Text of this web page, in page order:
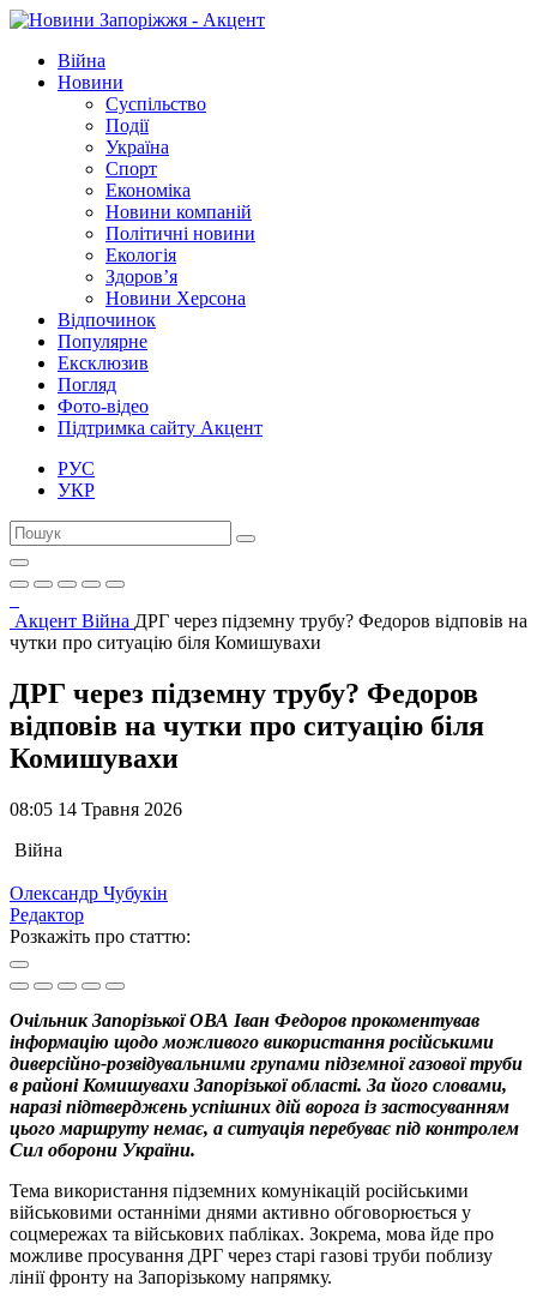
Війна
Новини
Суспільство
Події
Україна
Спорт
Економіка
Новини компаній
Політичні новини
Екологія
Здоров’я
Новини Херсона
Відпочинок
Популярне
Ексклюзив
Погляд
Фото-відео
Підтримка сайту Акцент
РУС
УКР
Акцент Війна ДРГ через підземну трубу? Федоров відповів на
чутки про ситуацію біля Комишувахи
ДРГ через підземну трубу? Федоров
відповів на чутки про ситуацію біля
Комишувахи
08:05 14 Травня 2026
Війна
Олександр Чубукін
Редактор
Розкажіть про статтю:
Очільник Запорізької ОВА Іван Федоров прокоментував
інформацію щодо можливого використання російськими
диверсійно-розвідувальними групами підземної газової труби
в районі Комишувахи Запорізької області. За його словами,
наразі підтверджень успішних дій ворога із застосуванням
цього маршруту немає, а ситуація перебуває під контролем
Сил оборони України.
Тема використання підземних комунікацій російськими
військовими останніми днями активно обговорюється у
соцмережах та військових пабліках. Зокрема, мова йде про
можливе просування ДРГ через старі газові труби поблизу
лінії фронту на Запорізькому напрямку.